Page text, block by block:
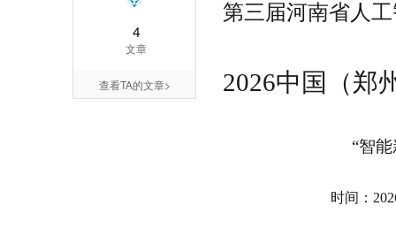
4
文章
查看TA的文章>
第三届河南省人
2026中国（郑
“智
时间：